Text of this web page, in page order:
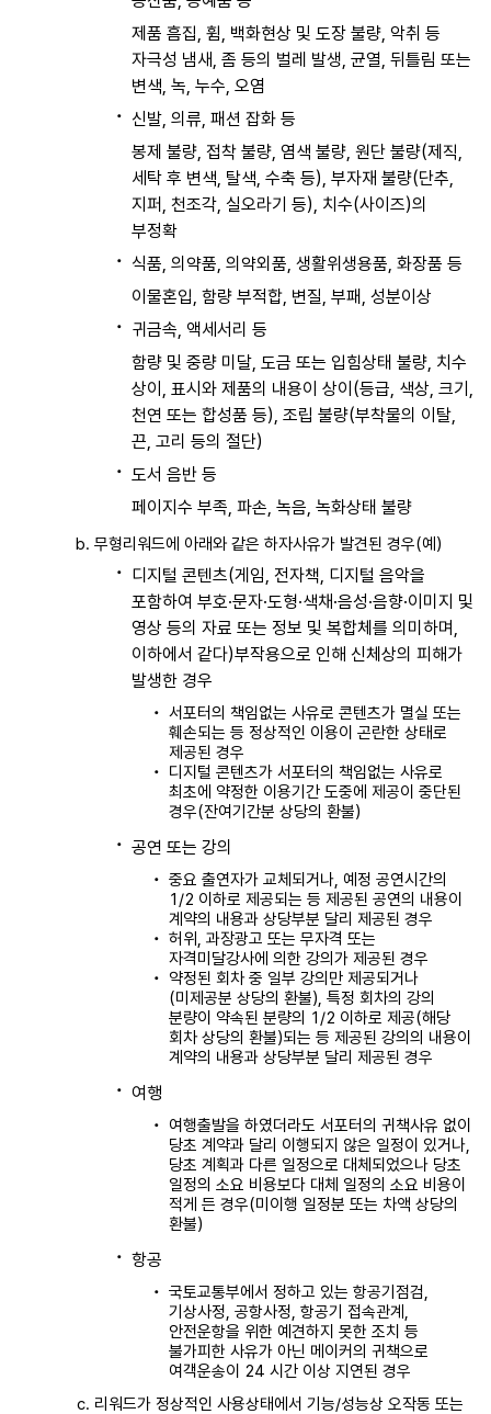
제품 흠집, 휨, 백화현상 및 도장 불량, 악취 등
자극성 냄새, 좀 등의 벌레 발생, 균열, 뒤틀림 또는
변색, 녹, 누수, 오염
신발, 의류, 패션 잡화 등
봉제 불량, 접착 불량, 염색 불량, 원단 불량(제직,
세탁 후 변색, 탈색, 수축 등), 부자재 불량(단추,
지퍼, 천조각, 실오라기 등), 치수(사이즈)의
부정확
식품, 의약품, 의약외품, 생활위생용품, 화장품 등
이물혼입, 함량 부적합, 변질, 부패, 성분이상
귀금속, 액세서리 등
함량 및 중량 미달, 도금 또는 입힘상태 불량, 치수
상이, 표시와 제품의 내용이 상이(등급, 색상, 크기,
천연 또는 합성품 등), 조립 불량(부착물의 이탈,
끈, 고리 등의 절단)
도서 음반 등
페이지수 부족, 파손, 녹음, 녹화상태 불량
무형리워드에 아래와 같은 하자사유가 발견된 경우(예)
디지털 콘텐츠(게임, 전자책, 디지털 음악을
포함하여 부호·문자·도형·색채·음성·음향·이미지 및
영상 등의 자료 또는 정보 및 복합체를 의미하며,
이하에서 같다)부작용으로 인해 신체상의 피해가
발생한 경우
서포터의 책임없는 사유로 콘텐츠가 멸실 또는
훼손되는 등 정상적인 이용이 곤란한 상태로
제공된 경우
디지털 콘텐츠가 서포터의 책임없는 사유로
최초에 약정한 이용기간 도중에 제공이 중단된
경우(잔여기간분 상당의 환불)
공연 또는 강의
중요 출연자가 교체되거나, 예정 공연시간의
1/2 이하로 제공되는 등 제공된 공연의 내용이
계약의 내용과 상당부분 달리 제공된 경우
허위, 과장광고 또는 무자격 또는
자격미달강사에 의한 강의가 제공된 경우
약정된 회차 중 일부 강의만 제공되거나
(미제공분 상당의 환불), 특정 회차의 강의
분량이 약속된 분량의 1/2 이하로 제공(해당
회차 상당의 환불)되는 등 제공된 강의의 내용이
계약의 내용과 상당부분 달리 제공된 경우
여행
여행출발을 하였더라도 서포터의 귀책사유 없이
당초 계약과 달리 이행되지 않은 일정이 있거나,
당초 계획과 다른 일정으로 대체되었으나 당초
일정의 소요 비용보다 대체 일정의 소요 비용이
적게 든 경우(미이행 일정분 또는 차액 상당의
환불)
항공
국토교통부에서 정하고 있는 항공기점검,
기상사정, 공항사정, 항공기 접속관계,
안전운항을 위한 예견하지 못한 조치 등
불가피한 사유가 아닌 메이커의 귀책으로
여객운송이 24 시간 이상 지연된 경우
리워드가 정상적인 사용상태에서 기능/성능상 오작동 또는